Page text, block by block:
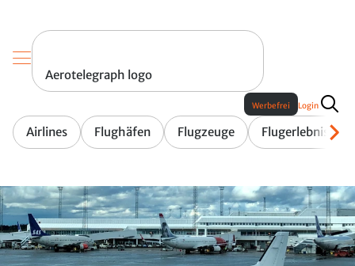
Aerotelegraph logo
Airlines Flughäfen Flugzeuge Flugerlebnis
Werbefrei Login